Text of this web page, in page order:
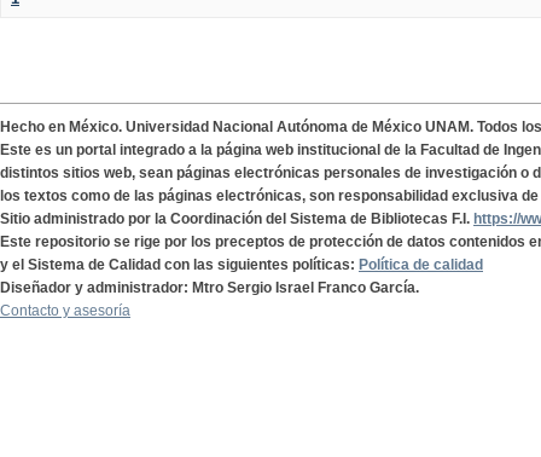
Hecho en México. Universidad Nacional Autónoma de México UNAM. Todos
Este es un portal integrado a la página web institucional de la Facultad de
distintos sitios web, sean páginas electrónicas personales de investigación o
los textos como de las páginas electrónicas, son responsabilidad exclusiva
Sitio administrado por la Coordinación del Sistema de Bibliotecas F.I. https://
Este repositorio se rige por los preceptos de protección de datos contenidos
y el Sistema de Calidad con las siguientes políticas: Política de calidad
Diseñador y administrador: Mtro Sergio Israel Franco García.
Contacto y asesoría